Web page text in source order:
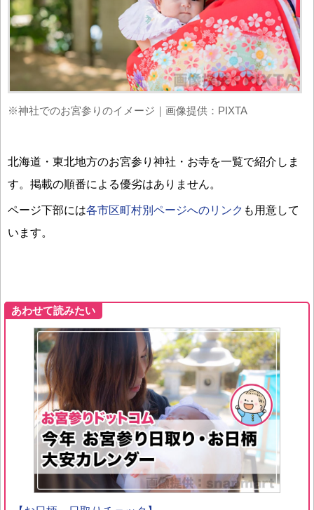
※神社でのお宮参りのイメージ｜画像提供：PIXTA
北海道・東北地方のお宮参り神社・お寺を一覧で紹介しま
す。掲載の順番による優劣はありません。
ページ下部には各市区町村別ページへのリンク も用意して
います。
あわせて読みたい